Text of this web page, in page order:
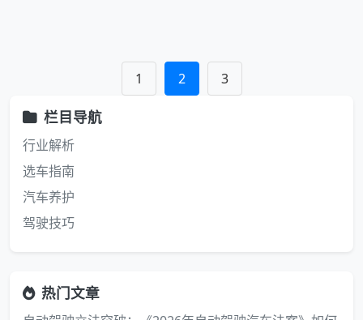
1 2 3
栏目导航
行业解析
选车指南
汽车养护
驾驶技巧
热门文章